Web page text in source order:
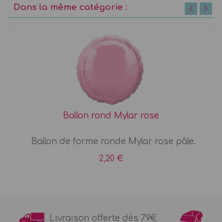
Dans la même catégorie :
Ballon rond Mylar rose
Ballon de forme ronde Mylar rose pâle.
2,20 €
Livraison offerte dès 79€